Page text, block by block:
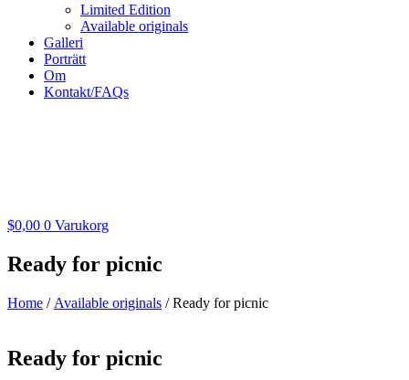
Limited Edition
Available originals
Galleri
Porträtt
Om
Kontakt/FAQs
$0,00 0 Varukorg
Ready for picnic
Home / Available originals / Ready for picnic
Ready for picnic